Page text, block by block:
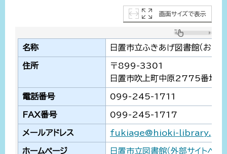
画面サイズで表示
名称 日置市立ふきあげ図書館（おは
住所
〒899-3301
日置市吹上町中原2775番地2
電話番号 099-245-1711
FAX番号 099-245-1717
メールアドレス fukiage@hioki-library.jp
ホームページ 日置市立図書館（外部サイトへリ